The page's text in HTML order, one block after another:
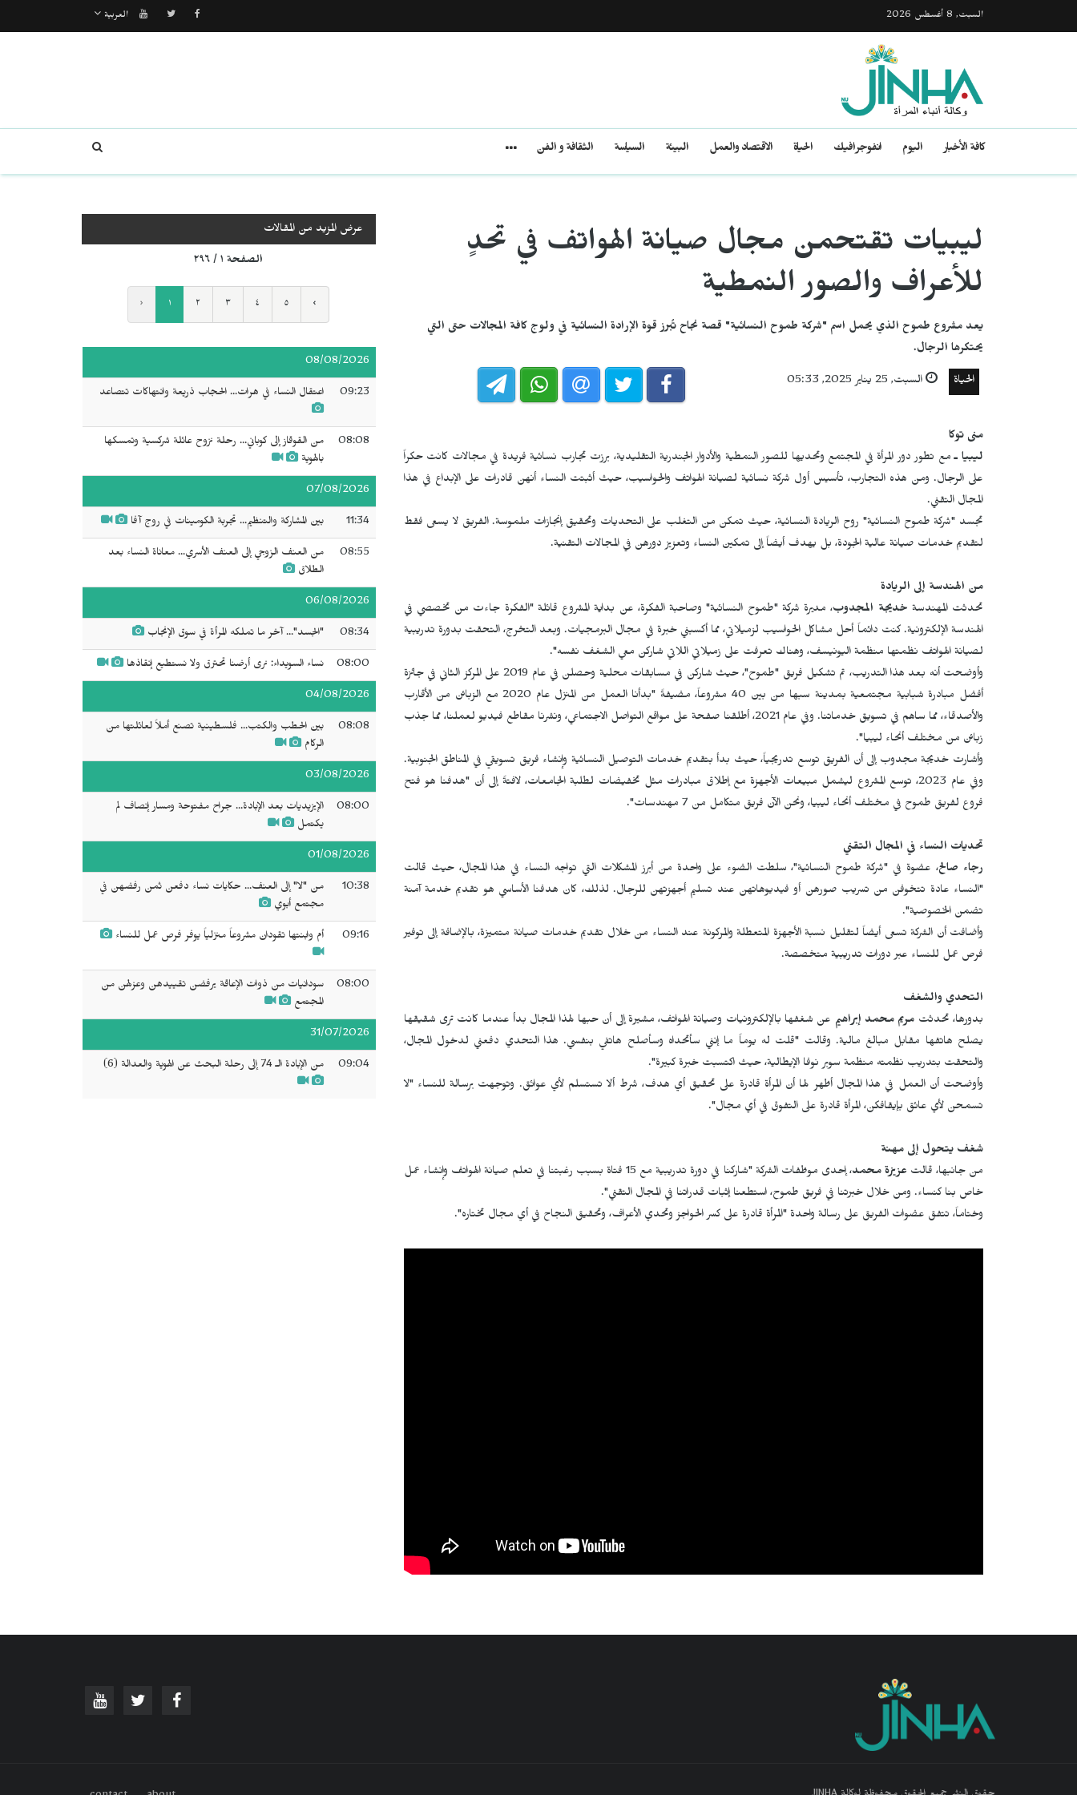
السبت, 8 أغسطس 2026 العربية
كافة الأخبار اليوم انفوجرافيك الحياة الاقتصاد والعمل البيئة السياسة الثقافة و الفن
ليبيات تقتحمن مجال صيانة الهواتف في تحدٍ
للأعراف والصور النمطية
يعد مشروع طموح الذي يحمل اسم "شركة طموح النسائية" قصة نجاح تُبرز قوة الإرادة النسائية في ولوج كافة المجالات حتى التي
يحتكرها الرجال.
الحياة السبت, 25 يناير 2025, 05:33
منى توكا
ليبيا ـ مع تطور دور المرأة في المجتمع وتحديها للصور النمطية والأدوار الجندرية التقليدية، برزت تجارب نسائية فريدة في مجالات كانت حكراً
على الرجال. ومن هذه التجارب، تأسيس أول شركة نسائية لصيانة الهواتف والحواسيب، حيث أثبتت النساء أنهن قادرات على الإبداع في هذا
المجال التقني.
تجسد "شركة طموح النسائية" روح الريادة النسائية، حيث تمكن من التغلب على التحديات وتحقيق إنجازات ملموسة. الفريق لا يسعى فقط
لتقديم خدمات صيانة عالية الجودة، بل يهدف أيضاً إلى تمكين النساء وتعزيز دورهن في المجالات التقنية.
من الهندسة إلى الريادة
تحدثت المهندسة خديجة المجدوب، مديرة شركة "طموح النسائية" وصاحبة الفكرة، عن بداية المشروع قائلة "الفكرة جاءت من تخصصي في
الهندسة الإلكترونية. كنت دائماً أحل مشاكل الحواسيب لزميلاتي، مما أكسبني خبرة في مجال البرمجيات. وبعد التخرج، التحقت بدورة تدريبية
لصيانة الهواتف نظمتها منظمة اليونيسف، وهناك تعرفت على زميلاتي اللاتي شاركن معي الشغف نفسه".
وأوضحت أنه بعد هذا التدريب، تم تشكيل فريق "طموح"، حيث شاركن في مسابقات محلية وحصلن في عام 2019 على المركز الثاني في جائزة
أفضل مبادرة شبابية مجتمعية بمدينة سبها من بين 40 مشروعاً، مضيفةً "بدأنا العمل من المنزل عام 2020 مع الزبائن من الأقارب
والأصدقاء، مما ساهم في تسويق خدماتنا. وفي عام 2021، أطلقنا صفحة على مواقع التواصل الاجتماعي، ونشرنا مقاطع فيديو لعملنا، مما جذب
زبائن من مختلف أنحاء ليبيا".
وأشارت خديجة مجدوب إلى أن الفريق توسع تدريجياً، حيث بدأ بتقديم خدمات التوصيل النسائية وإنشاء فريق تسويقي في المناطق الجنوبية.
وفي عام 2023، توسع المشروع ليشمل مبيعات الأجهزة مع إطلاق مبادرات مثل تخفيضات لطلبة الجامعات، لافتةً إلى أن "هدفنا هو فتح
فروع لفريق طموح في مختلف أنحاء ليبيا، ونحن الآن فريق متكامل من 7 مهندسات".
تحديات النساء في المجال التقني
رجاء صالح، عضوة في "شركة طموح النسائية"، سلطت الضوء على واحدة من أبرز المشكلات التي تواجه النساء في هذا المجال، حيث قالت
"النساء عادة تتخوفن من تسريب صورهن أو فيديوهاتهن عند تسليم أجهزتهن للرجال. لذلك، كان هدفنا الأساسي هو تقديم خدمة آمنة
تضمن الخصوصية".
وأضافت أن الشركة تسعى أيضاً لتقليل نسبة الأجهزة المتعطلة والمركونة عند النساء من خلال تقديم خدمات صيانة متميزة، بالإضافة إلى توفير
فرص عمل للنساء عبر دورات تدريبية متخصصة.
التحدي والشغف
بدورها، تحدثت مريم محمد إبراهيم عن شغفها بالإلكترونيات وصيانة الهواتف، مشيرة إلى أن حبها لهذا المجال بدأ عندما كانت ترى شقيقها
يصلح هاتفها مقابل مبالغ مالية. وقالت "قلت له يوماً ما إنني سأتحداه وسأصلح هاتفي بنفسي. هذا التحدي دفعني لدخول المجال،
والتحقت بتدريب نظمته منظمة سوبر نوفا الإيطالية، حيث اكتسبت خبرة كبيرة".
وأوضحت أن العمل في هذا المجال أظهر لها أن المرأة قادرة على تحقيق أي هدف، شرط ألا تستسلم لأي عوائق. وتوجهت برسالة للنساء "لا
تسمحن لأي عائق بإيقافكن، المرأة قادرة على التفوق في أي مجال".
شغف يتحول إلى مهنة
من جانبها، قالت عزيزة محمد
، إحدى موظفات الشركة "شاركنا في دورة تدريبية مع 15 فتاة بسبب رغبتنا في تعلم صيانة الهواتف وإنشاء عمل
خاص بنا كنساء. ومن خلال خبرتنا في فريق طموح، استطعنا إثبات قدراتنا في المجال التقني".
وختاماً، تتفق عضوات الفريق على رسالة واحدة "المرأة قادرة على كسر الحواجز وتحدي الأعراف، وتحقيق النجاح في أي مجال تختاره".
عرض المزيد من المقالات
الصفحة ١ / ٢٩٦
‹ ١ ٢ ٣ ٤ ٥ ›
08/08/2026
09:23 اعتقال النساء في هرات... الحجاب ذريعة وانتهاكات تتصاعد
08:08
من القوقاز إلى كوباني... رحلة نزوح عائلة شركسية وتمسكها
بالهوية
07/08/2026
11:34 بين المشاركة والتنظيم... تجربة الكومينات في روج آفا
08:55
من العنف الزوجي إلى العنف الأسري... معاناة النساء بعد
الطلاق
06/08/2026
08:34 "الجسد"... آخر ما تملكه المرأة في سوق الإنجاب
08:00 نساء السويداء: نرى أرضنا تحترق ولا نستطيع إنقاذها
04/08/2026
08:08
بين الحطب والكتب... فلسطينية تصنع أملاً لعائلتها من
الركام
03/08/2026
08:00
الإيزيديات بعد الإبادة... جراح مفتوحة ومسار إنصاف لم
يكتمل
01/08/2026
10:38
من "لا" إلى العنف... حكايات نساء دفعن ثمن رفضهن في
مجتمع أبوي
09:16 أم وابنتها تقودان مشروعاً منزلياً يوفر فرص عمل للنساء
08:00
سودانيات من ذوات الإعاقة يرفضن تقييدهن وعزلهن من
المجتمع
31/07/2026
09:04 من الإبادة الـ 74 إلى رحلة البحث عن الهوية والعدالة (6)